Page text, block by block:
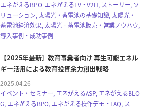
エネがえるBPO, エネがえるEV・V2H, ストーリー, ソ
リューション, 太陽光・蓄電池の基礎知識, 太陽光・
蓄電池経済効果, 太陽光・蓄電池販売・営業ノウハウ,
導入事例・成功事例
【2025年最新】教育事業者向け 再生可能エネル
ギー活用による教育投資余力創出戦略
2025.04.26
イベント・セミナー, エネがえるASP, エネがえるBLO
G, エネがえるBPO, エネがえる操作デモ・FAQ, ス